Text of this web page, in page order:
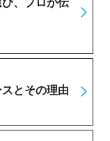
、プロが伝
とその理由